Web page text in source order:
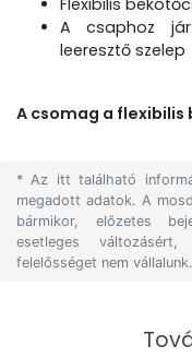
Flexibilis
A csaphoz
leeresztő szelep
A csomag a
* Az itt található
megadott adatok. A
bármikor, előzetes
esetleges
felelősséget nem vállalunk.